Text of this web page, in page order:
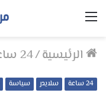
القائمة
الرئيسية/24 ساعة
24 ساعة سلايدر سياسة